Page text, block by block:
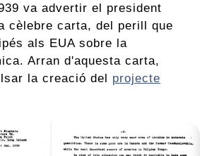
va advertir el president
cèlebre carta, del perill que
als EUA sobre la
Arran d'aquesta carta,
la creació del projecte